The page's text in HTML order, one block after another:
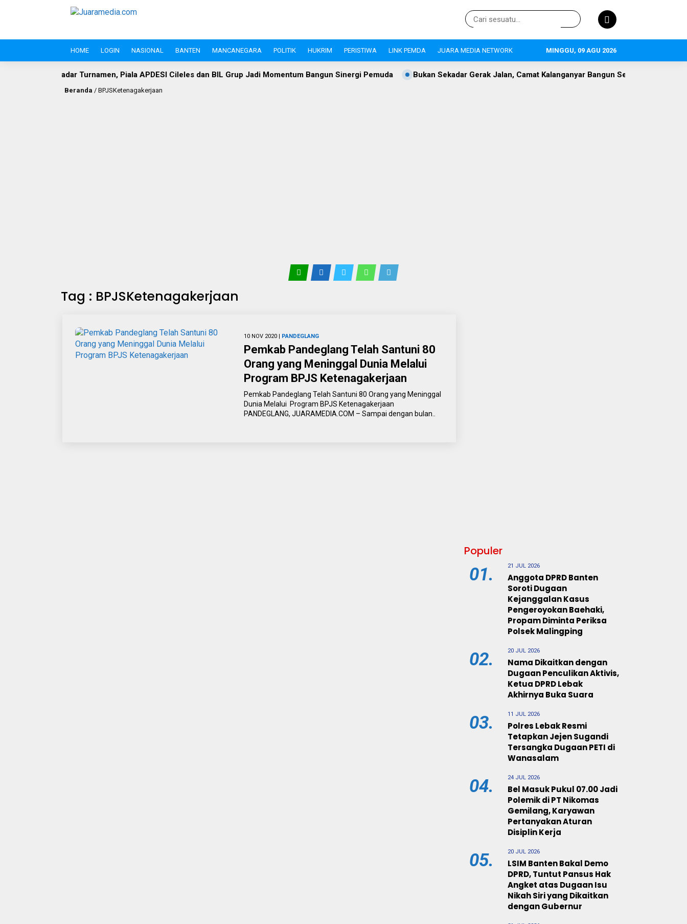
HOME LOGIN NASIONAL BANTEN MANCANEGARA POLITIK HUKRIM PERISTIWA LINK PEMDA JUARA MEDIA NETWORK MINGGU, 09 AGU 2026
Turnamen, Piala APDESI Cileles dan BIL Grup Jadi Momentum Bangun Sinergi Pemuda Bukan Sekadar Gerak Jalan, Camat Kalanganyar Bangun Semangat Nasionalisme Pelajar
Beranda / BPJSKetenagakerjaan
Tag : BPJSKetenagakerjaan
10 NOV 2020 | PANDEGLANG
Pemkab Pandeglang Telah Santuni 80
Orang yang Meninggal Dunia Melalui
Program BPJS Ketenagakerjaan
Pemkab Pandeglang Telah Santuni 80 Orang yang Meninggal
Dunia Melalui Program BPJS Ketenagakerjaan
PANDEGLANG, JUARAMEDIA.COM – Sampai dengan bulan..
Populer
01. 21 JUL 2026
Anggota DPRD Banten
Soroti Dugaan
Kejanggalan Kasus
Pengeroyokan Baehaki,
Propam Diminta Periksa
Polsek Malingping
02. 20 JUL 2026
Nama Dikaitkan dengan
Dugaan Penculikan Aktivis,
Ketua DPRD Lebak
Akhirnya Buka Suara
03. 11 JUL 2026
Polres Lebak Resmi
Tetapkan Jejen Sugandi
Tersangka Dugaan PETI di
Wanasalam
04. 24 JUL 2026
Bel Masuk Pukul 07.00 Jadi
Polemik di PT Nikomas
Gemilang, Karyawan
Pertanyakan Aturan
Disiplin Kerja
05. 20 JUL 2026
LSIM Banten Bakal Demo
DPRD, Tuntut Pansus Hak
Angket atas Dugaan Isu
Nikah Siri yang Dikaitkan
dengan Gubernur